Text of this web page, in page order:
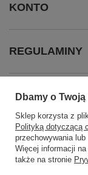
KONTO
REGULAMINY
INFORMACJE
Dbamy o
Sklep korzysta z
Polityką dotyczącą
przechowywania
Więcej informacji
także na stronie